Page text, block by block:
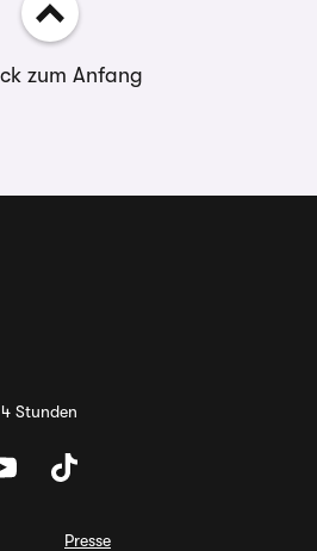
zum Anfang
Stunden
Presse